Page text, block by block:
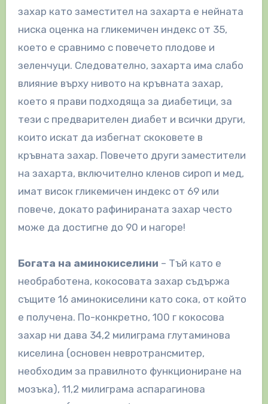
захар като заместител на захарта е нейната
ниска оценка на гликемичен индекс от 35,
което е сравнимо с повечето плодове и
зеленчуци. Следователно, захарта има слабо
влияние върху нивото на кръвната захар,
което я прави подходяща за диабетици, за
тези с предварителен диабет и всички други,
които искат да избегнат скоковете в
кръвната захар. Повечето други заместители
на захарта, включително кленов сироп и мед,
имат висок гликемичен индекс от 69 или
повече, докато рафинираната захар често
може да достигне до 90 и нагоре!
Богата на аминокиселини – Тъй като е
необработена, кокосовата захар съдържа
същите 16 аминокиселини като сока, от който
е получена. По-конкретно, 100 г кокосова
захар ни дава 34,2 милиграма глутаминова
киселина (основен невротрансмитер,
необходим за правилното функциониране на
мозъка), 11,2 милиграма аспарагинова